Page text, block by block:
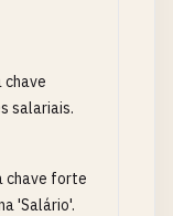
chave
salariais.
chave forte
'Salário'.